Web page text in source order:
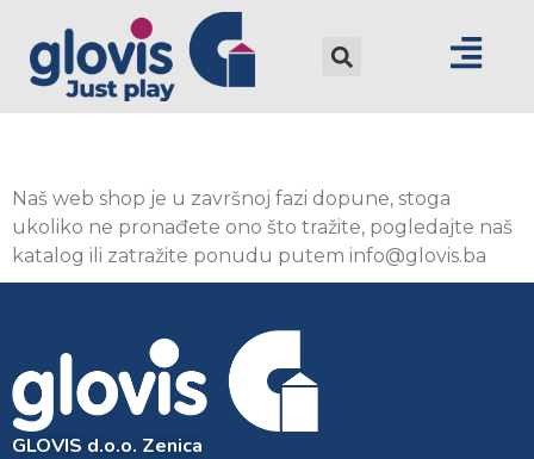
Naš web shop je u završnoj fazi dopune, stoga
ukoliko ne pronađete ono što tražite, pogledajte naš
katalog ili zatražite ponudu putem info@glovis.ba
GLOVIS d.o.o. Zenica